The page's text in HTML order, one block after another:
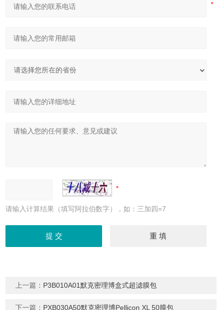
请输入计算结果（填写阿拉伯数字），如：三加四=7
上一篇： P3B010A01默克密理博盒式超滤膜包
下一篇： PXB030A50默克密理博Pellicon XL 50膜包